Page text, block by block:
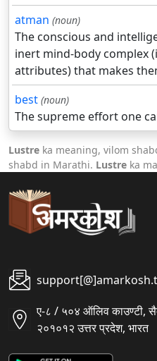
atman (noun)
The conscious and
inert mind-body complex
attributes) that makes
best (noun)
The supreme effort one
Lustre ka meaning, vilom
shabd in Marathi. Lustre ka
ए-८ / ५०४ ऑलिव काउण्टी,
२०१०१२ उत्तर प्रदेश, भारत